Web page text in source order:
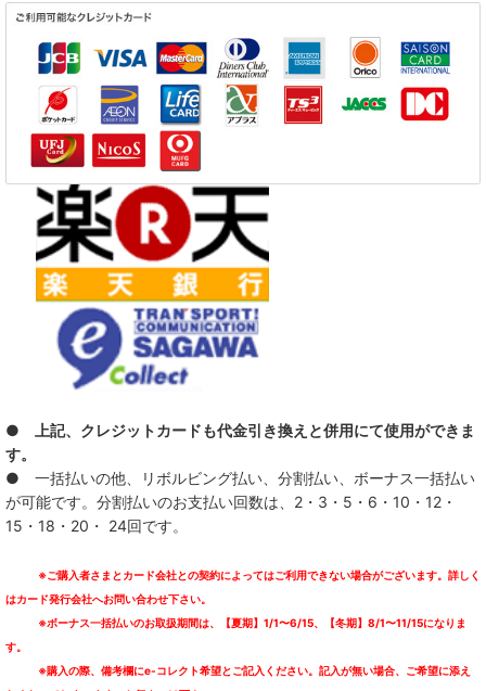
● 上記、クレジットカードも代金引き換えと併用にて使用ができま
す。
● 一括払いの他、リボルビング払い、分割払い、ボーナス一括払い
が可能です。分割払いのお支払い回数は、2・3・5・6・10・12・
15・18・20・ 24回です。
※ご購入者さまとカード会社との契約によってはご利用できない場合がございます。詳しく
はカード発行会社へお問い合わせ下さい。
※ボーナス一括払いのお取扱期間は、【夏期】1/1〜6/15、【冬期】8/1〜11/15になりま
す。
※購入の際、備考欄にe-コレクト希望とご記入ください。記入が無い場合、ご希望に添え